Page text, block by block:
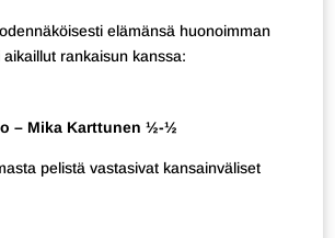
elämänsä huonoimman
rankaisun kanssa:
– Mika Karttunen ½-½
pelistä vastasivat kansainväliset